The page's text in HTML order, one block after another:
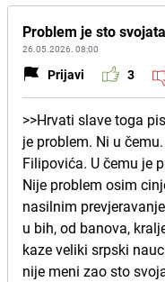
Problem je sto
26.05.2026. 08:00
Prijavi 3
>>Hrvati slave toga
je problem. Ni u
Filipovića. U čemu je
Nije problem osim
nasilnim
u bih, od banova,
kaze veliki srpski
nije meni zao sto